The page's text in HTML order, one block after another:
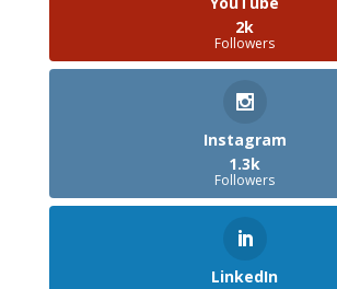
2k
Followers
Instagram
1.3k
Followers
LinkedIn